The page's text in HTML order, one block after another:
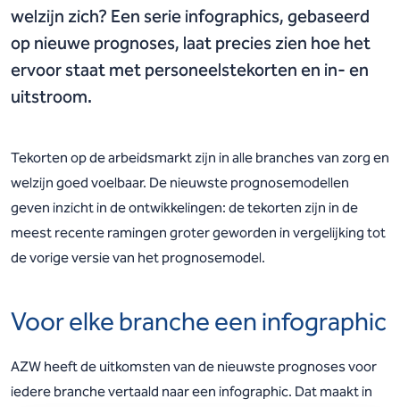
welzijn zich? Een serie infographics, gebaseerd
op nieuwe prognoses, laat precies zien hoe het
ervoor staat met personeelstekorten en in- en
uitstroom.
Tekorten op de arbeidsmarkt zijn in alle branches van zorg en
welzijn goed voelbaar. De nieuwste prognosemodellen
geven inzicht in de ontwikkelingen: de tekorten zijn in de
meest recente ramingen groter geworden in vergelijking tot
de vorige versie van het prognosemodel.
Voor elke branche een infographic
AZW heeft de uitkomsten van de nieuwste prognoses voor
iedere branche vertaald naar een infographic. Dat maakt in